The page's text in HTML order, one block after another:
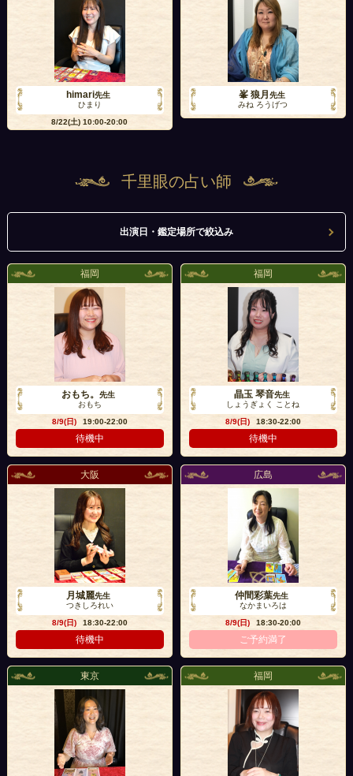
himari先生
ひまり
8/22(土)10:00-20:00
峯 狼月 先生
みね ろうげつ
千里眼の占い師
出演日・鑑定場所で絞込み
福岡
おもち。先生
おもち
8/9(日)
19:00-22:00
待機中
福岡
晶玉 琴音先生
しょうぎょく ことね
8/9(日)
18:30-22:00
待機中
大阪
月城麗先生
つきしろれい
8/9(日)
18:30-22:00
待機中
広島
仲間彩葉先生
なかまいろは
8/9(日)
18:30-20:00
ご予約満了
東京 福岡